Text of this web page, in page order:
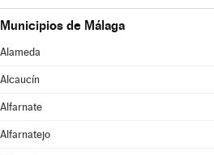
Municipios de Málaga
Alameda
Alcaucín
Alfarnate
Alfarnatejo